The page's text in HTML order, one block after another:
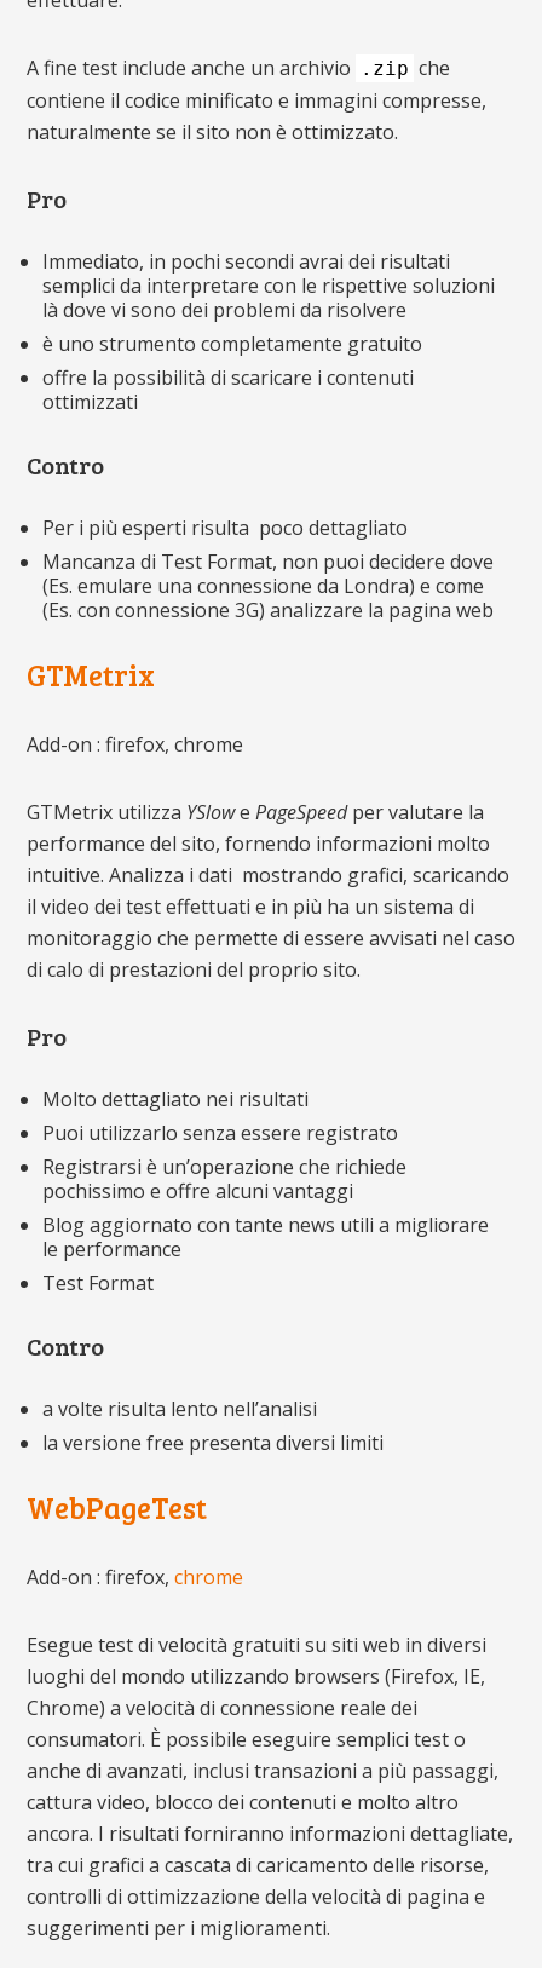
A fine test include anche un archivio .zip che
contiene il codice minificato e immagini compresse,
naturalmente se il sito non è ottimizzato.
Pro
Immediato, in pochi secondi avrai dei risultati
semplici da interpretare con le rispettive soluzioni
là dove vi sono dei problemi da risolvere
è uno strumento completamente gratuito
offre la possibilità di scaricare i contenuti
ottimizzati
Contro
Per i più esperti risulta poco dettagliato
Mancanza di Test Format, non puoi decidere dove
(Es. emulare una connessione da Londra) e come
(Es. con connessione 3G) analizzare la pagina web
GTMetrix
Add-on : firefox, chrome
GTMetrix utilizza YSlowe PageSpeedper valutare la
performance del sito, fornendo informazioni molto
intuitive. Analizza i dati mostrando grafici, scaricando
il video dei test effettuati e in più ha un sistema di
monitoraggio che permette di essere avvisati nel caso
di calo di prestazioni del proprio sito.
Pro
Molto dettagliato nei risultati
Puoi utilizzarlo senza essere registrato
Registrarsi è un’operazione che richiede
pochissimo e offre alcuni vantaggi
Blog aggiornato con tante news utili a migliorare
le performance
Test Format
Contro
a volte risulta lento nell’analisi
la versione free presenta diversi limiti
WebPageTest
Add-on : firefox, chrome
Esegue test di velocità gratuiti su siti web in diversi
luoghi del mondo utilizzando browsers (Firefox, IE,
Chrome) a velocità di connessione reale dei
consumatori. È possibile eseguire semplici test o
anche di avanzati, inclusi transazioni a più passaggi,
cattura video, blocco dei contenuti e molto altro
ancora. I risultati forniranno informazioni dettagliate,
tra cui grafici a cascata di caricamento delle risorse,
controlli di ottimizzazione della velocità di pagina e
suggerimenti per i miglioramenti.